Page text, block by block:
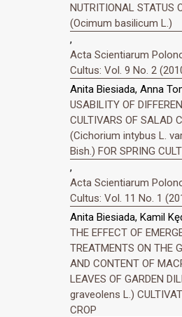
NUTRITIONAL STATUS
(Ocimum basilicum L.)
,
Acta Scientiarum
Cultus: Vol. 9 No. 2
Anita Biesiada, Anna
USABILITY OF
CULTIVARS OF SALAD
(Cichorium intybus L.
Bish.) FOR SPRING
,
Acta Scientiarum
Cultus: Vol. 11 No. 1
Anita Biesiada, Kamil
THE EFFECT OF
TREATMENTS ON THE
AND CONTENT OF
LEAVES OF GARDEN
graveolens L.)
CROP